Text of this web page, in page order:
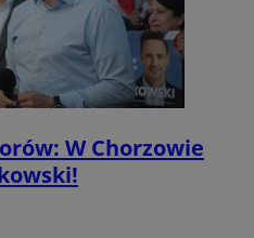
W Chorzowie